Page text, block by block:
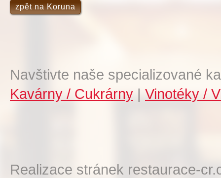
zpět na Koruna
Navštivte naše specializované
Kavárny / Cukrárny | Vinotéky /
Realizace stránek restaurace-